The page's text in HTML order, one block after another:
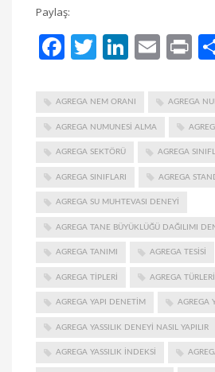
Paylaş:
Facebook
Twitter
AGREGA NEM ORANI AGREGA
AGREGA NUMUNESI ALMA
AGREGA SEKTÖRÜ AGREGA
AGREGA SINIFLARI AGREGA
AGREGA SU MUHTEVASI DENEYI
AGREGA TANE BÜYÜKLÜĞÜ DAĞILIMI
AGREGA TANIMI AGREGA TESISI
AGREGA TIPLERI AGREGA TÜRLERI
AGREGA YAPI DENETIM AGREGA
AGREGA YASSILIK DENEYI NASIL YAPILIR
AGREGA YASSILIK INDEKSI